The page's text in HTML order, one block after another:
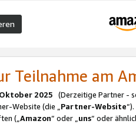
Teilnahme am
2025 (Derzeitige Partner -
Website (die „Partner-Website
(„Amazon“ oder „uns“ oder